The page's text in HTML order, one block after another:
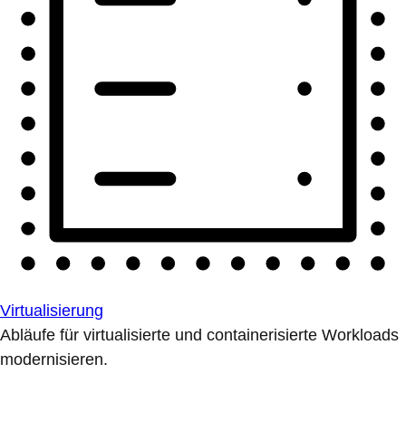
Virtualisierung
Abläufe für virtualisierte und containerisierte Workloads
modernisieren.